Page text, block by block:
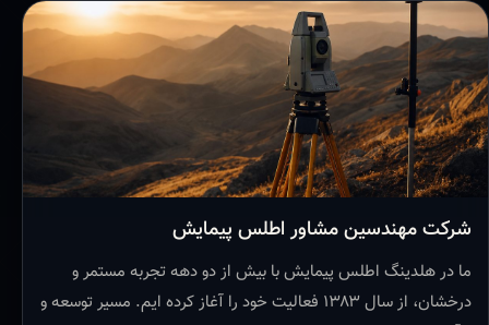
شرکت مهندسین مشاور اطلس پیمایش
ما در هلدینگ اطلس پیمایش با بیش از دو دهه تجربه مستمر و
درخشان، از سال ۱۳۸۳ فعالیت خود را آغاز کرده ایم. مسیر توسعه و